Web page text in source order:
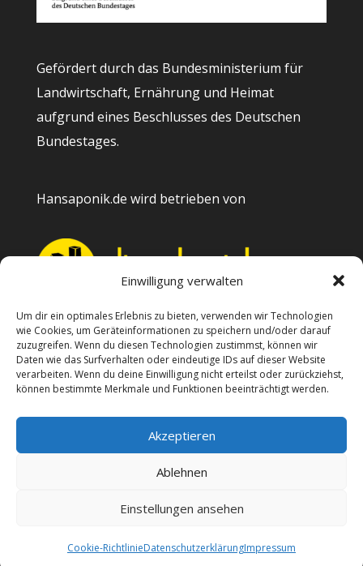
Einwilligung verwalten
Um dir ein optimales Erlebnis zu bieten, verwenden wir Technologien
wie Cookies, um Geräteinformationen zu speichern und/oder darauf
zuzugreifen. Wenn du diesen Technologien zustimmst, können wir
Daten wie das Surfverhalten oder eindeutige IDs auf dieser Website
verarbeiten. Wenn du deine Einwilligung nicht erteilst oder zurückziehst,
können bestimmte Merkmale und Funktionen beeinträchtigt werden.
Akzeptieren
Ablehnen
Einstellungen ansehen
Cookie-RichtlinieDatenschutzerklärungImpressum
Gefördert durch das Bundesministerium für
Landwirtschaft, Ernährung und Heimat
aufgrund eines Beschlusses des Deutschen
Bundestages.
Hansaponik.de wird betrieben von
Kontakt
Impressum
Cookie-Richtlinie (EU)